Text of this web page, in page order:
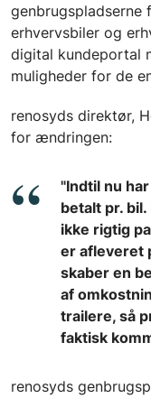
genbrugspladserne
erhvervsbiler og
digital kundeportal
muligheder for de
renosyds direktør,
for ændringen:
"Indtil nu
betalt pr.
ikke rigtig
er afleveret
skaber en
af
trailere, så
faktisk
renosyds